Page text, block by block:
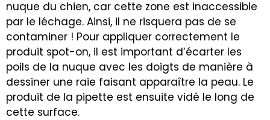
nuque du chien, car cette zone est inaccessible
par le léchage. Ainsi, il ne risquera pas de se
contaminer ! Pour appliquer correctement le
produit spot-on, il est important d’écarter les
poils de la nuque avec les doigts de manière à
dessiner une raie faisant apparaître la peau. Le
produit de la pipette est ensuite vidé le long de
cette surface.